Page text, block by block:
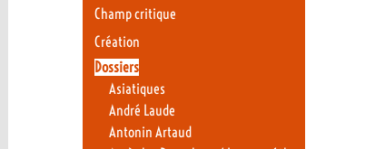
Champ critique
Création
Dossiers
Asiatiques
André Laude
Antonin Artaud